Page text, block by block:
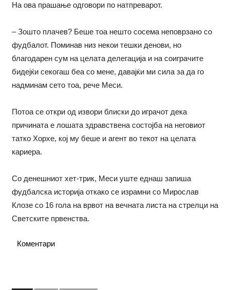
На ова прашање одговори по натпреварот.
– Зошто плачев? Беше тоа нешто сосема неповрзано со
фудбалот. Поминав низ некои тешки денови, но
благодарен сум на целата делегација и на соиграчите
бидејќи секогаш беа со мене, давајќи ми сила за да го
надминам сето тоа, рече Меси.
Потоа се откри од извори блиски до играчот дека
причината е лошата здравствена состојба на неговиот
татко Хорхе, кој му беше и агент во текот на целата
кариера.
Со денешниот хет-трик, Меси уште еднаш запиша
фудбалска историја откако се израмни со Мирослав
Клозе со 16 гола на врвот на вечната листа на стрелци на
Светските првенства.
Коментари